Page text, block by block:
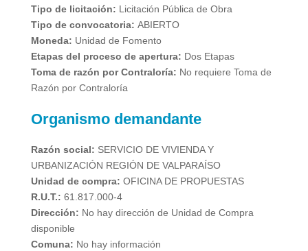
Tipo de licitación: Licitación Pública de Obra
Tipo de convocatoria: ABIERTO
Moneda: Unidad de Fomento
Etapas del proceso de apertura: Dos Etapas
Toma de razón por Contraloría: No requiere Toma de
Razón por Contraloría
Organismo demandante
Razón social: SERVICIO DE VIVIENDA Y
URBANIZACIÓN REGIÓN DE VALPARAÍSO
Unidad de compra: OFICINA DE PROPUESTAS
R.U.T.: 61.817.000-4
Dirección: No hay dirección de Unidad de Compra
disponible
Comuna: No hay información